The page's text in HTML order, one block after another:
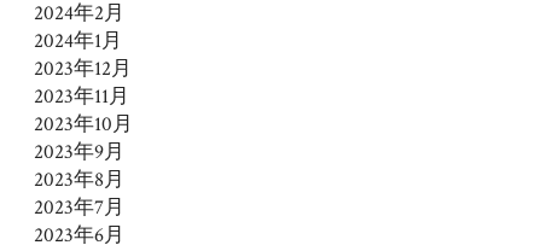
2024年2月
2024年1月
2023年12月
2023年11月
2023年10月
2023年9月
2023年8月
2023年7月
2023年6月